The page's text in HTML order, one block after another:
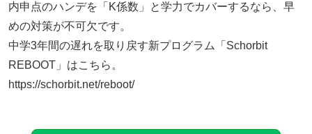
内申点のハンデを「K係数」と学力でカバーするなら、早
めの対策が不可欠です。
中学3年間の遅れを取り戻す新プログラム「Schorbit
REBOOT」はこちら。
https://schorbit.net/reboot/